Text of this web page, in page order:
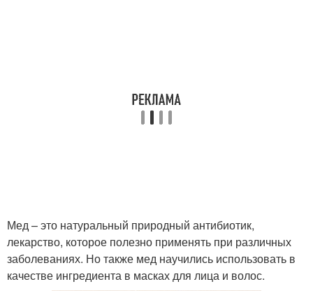
Мед – это натуральный природный антибиотик,
лекарство, которое полезно применять при различных
заболеваниях. Но также мед научились использовать в
качестве ингредиента в масках для лица и волос.